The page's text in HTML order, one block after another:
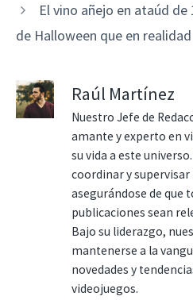
El vino añejo en ataúd de
de Halloween que en
Raúl Martínez
Nuestro Jefe de
amante y experto en
su vida a este
coordinar y
asegurándose de que
publicaciones sean
Bajo su liderazgo,
mantenerse a la
novedades y
videojuegos.